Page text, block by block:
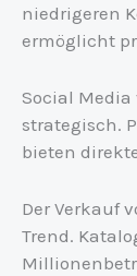
niedrigeren
ermöglicht
Social
strategisch.
bieten
Der Verkauf
Trend.